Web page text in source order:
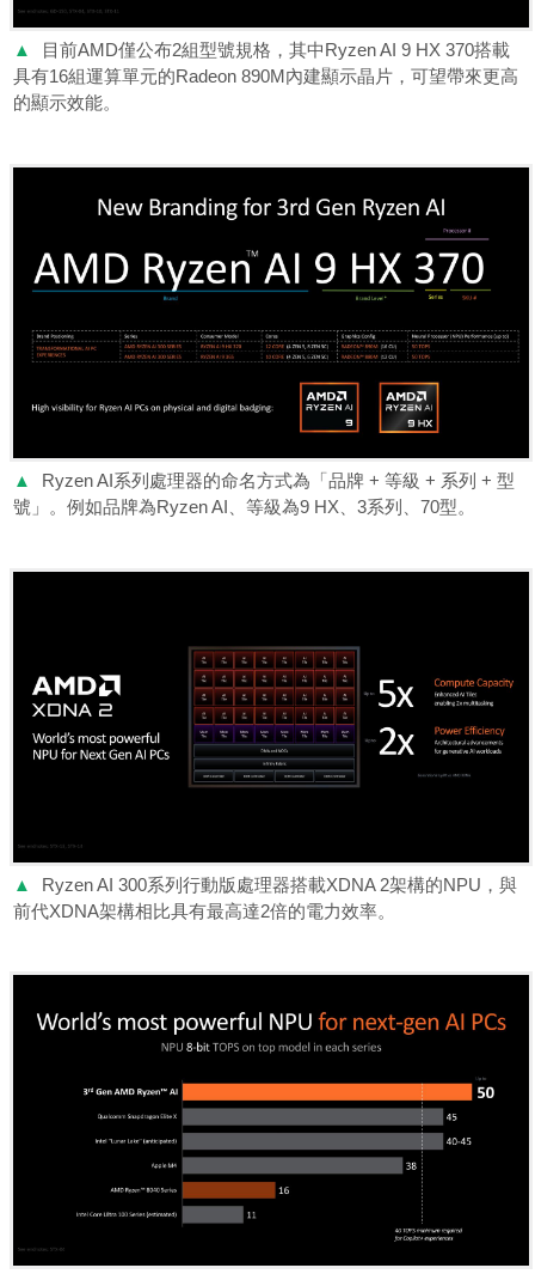
▲
目前AMD僅公布2組型號規格，其中Ryzen AI 9 HX 370搭載
具有16組運算單元的Radeon 890M內建顯示晶片，可望帶來更高
的顯示效能。
▲
Ryzen AI系列處理器的命名方式為「品牌 + 等級 + 系列 + 型
號」。例如品牌為Ryzen AI、等級為9 HX、3系列、70型。
▲
Ryzen AI 300系列行動版處理器搭載XDNA 2架構的NPU，與
前代XDNA架構相比具有最高達2倍的電力效率。